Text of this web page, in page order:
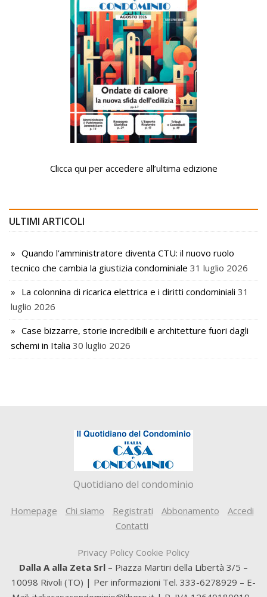
Clicca qui per accedere all’ultima edizione
ULTIMI ARTICOLI
Quando l’amministratore diventa CTU: il nuovo ruolo
tecnico che cambia la giustizia condominiale 31 luglio 2026
La colonnina di ricarica elettrica e i diritti condominiali 31
luglio 2026
Case bizzarre, storie incredibili e architetture fuori dagli
schemi in Italia 30 luglio 2026
Quotidiano del condominio
Homepage Chi siamo Registrati Abbonamento
Accedi
Contatti
Privacy Policy Cookie Policy
Dalla A alla Zeta Srl – Piazza Martiri della Libertà 3/5 –
10098 Rivoli (TO) | Per informazioni Tel. 333-6278929 – E-